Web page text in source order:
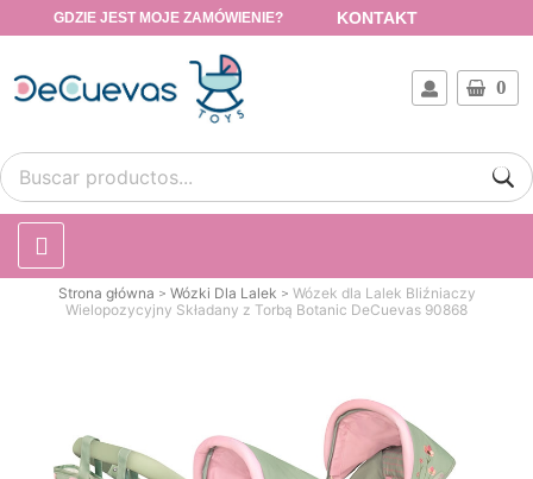
GDZIE JEST MOJE ZAMÓWIENIE? KONTAKT
0
Strona główna Wózki Dla Lalek
Wózek dla Lalek Bliźniaczy
Wielopozycyjny Składany z Torbą Botanic DeCuevas 90868